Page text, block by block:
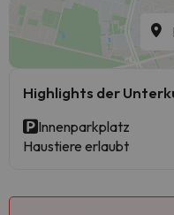
Highlights der
Innenparkplatz
Haustiere erlaubt